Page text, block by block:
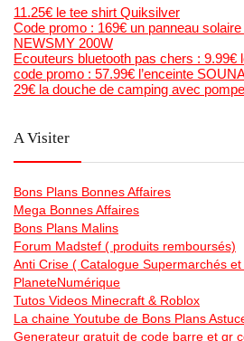
11.25€ le tee shirt Quiksilver
Code promo : 169€ un panneau
NEWSMY 200W
Ecouteurs bluetooth pas chers : 9.99€
code promo : 57.99€ l’enceinte
29€ la douche de camping avec
A Visiter
Bons Plans Bonnes Affaires
Mega Bonnes Affaires
Bons Plans Malins
Forum Madstef ( produits remboursés)
Anti Crise ( Catalogue Supermarchés
PlaneteNumérique
Tutos Videos Minecraft & Roblox
La chaine Youtube de Bons Plans
Generateur gratuit de code barre et qr